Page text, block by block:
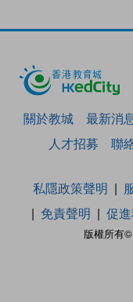
關於教城 最新消
人才招募
聯
版權所有
私隱政策聲明
免責聲明
促